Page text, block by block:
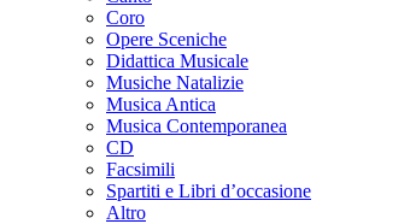
Coro
Opere Sceniche
Didattica Musicale
Musiche Natalizie
Musica Antica
Musica Contemporanea
CD
Facsimili
Spartiti e Libri d’occasione
Altro